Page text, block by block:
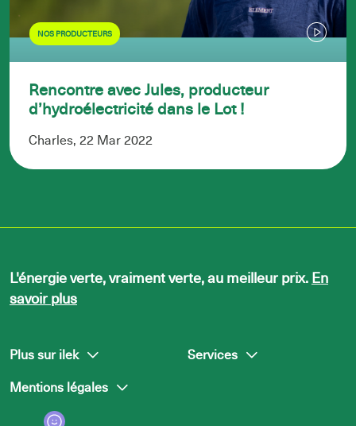
NOS PRODUCTEURS
Rencontre avec Jules, producteur
d’hydroélectricité dans le Lot !
Charles, 22 Mar 2022
L'énergie verte, vraiment verte, au meilleur prix. En
savoir plus
Plus sur ilek
L’équipe ilek
Nous rejoindre
Services
Mentions légales
Politique de confidentialité